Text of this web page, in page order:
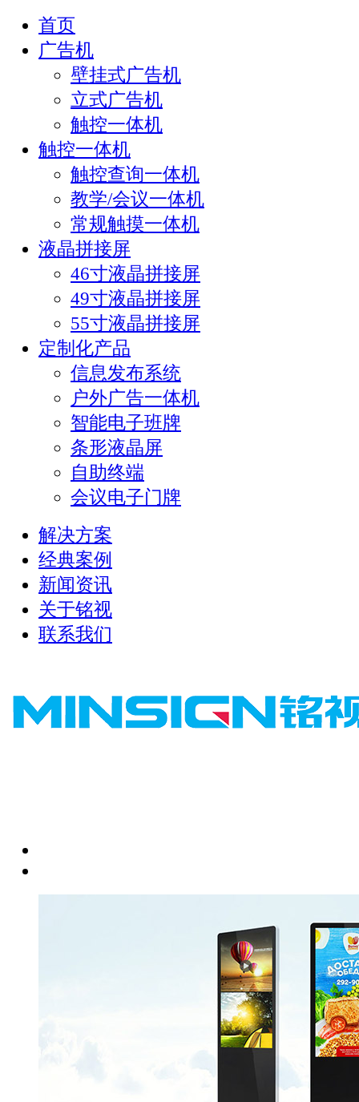
首页
广告机
壁挂式广告机
立式广告机
触控一体机
触控一体机
触控查询一体机
教学/会议一体机
常规触摸一体机
液晶拼接屏
46寸液晶拼接屏
49寸液晶拼接屏
55寸液晶拼接屏
定制化产品
信息发布系统
户外广告一体机
智能电子班牌
条形液晶屏
自助终端
会议电子门牌
解决方案
经典案例
新闻资讯
关于铭视
联系我们